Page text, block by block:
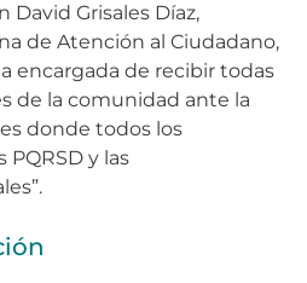
David Grisales Díaz,
de Atención al Ciudadano,
encargada de recibir todas
de la comunidad ante la
donde todos los
PQRSD y las